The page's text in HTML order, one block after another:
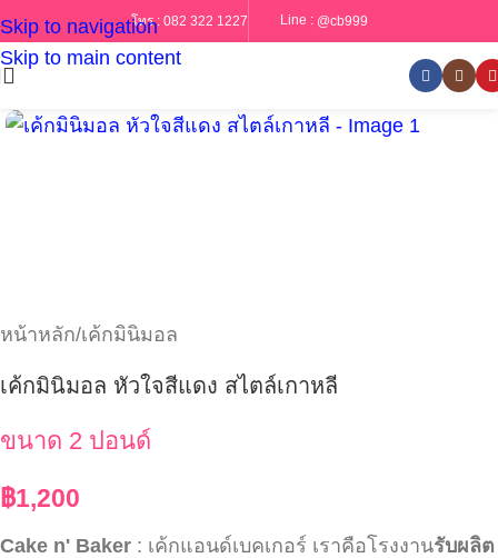
Skip to navigation
Skip to main content
โทร : 082 322 1227 Line : @cb999
หน้าหลัก/เค้กมินิมอล
เค้กมินิมอล หัวใจสีแดง สไตล์เกาหลี
ขนาด 2 ปอนด์
฿1,200
Cake n' Baker : เค้กแอนด์เบคเกอร์ เราคือโรงงานรับผลิต